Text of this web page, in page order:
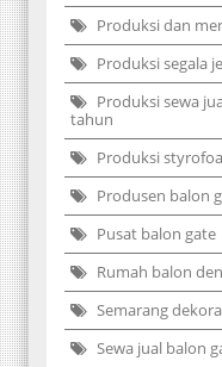
Produksi dan
Produksi segala
Produksi sewa
tahun
Produksi
Produsen balon
Pusat balon gate
Rumah balon
Semarang
Sewa jual balon